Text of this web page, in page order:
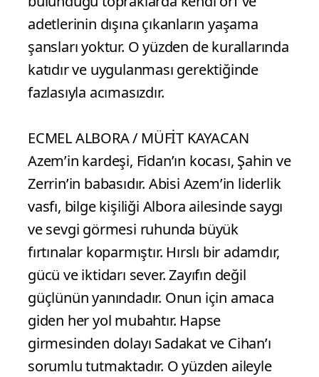
adetlerinin dışına çıkanların yaşama
şansları yoktur. O yüzden de kurallarında
katıdır ve uygulanması gerektiğinde
fazlasıyla acımasızdır.
ECMEL ALBORA / MÜFİT KAYACAN
Azem’in kardeşi, Fidan’ın kocası, Şahin ve
Zerrin’in babasıdır. Abisi Azem’in liderlik
vasfı, bilge kişiliği Albora ailesinde saygı
ve sevgi görmesi ruhunda büyük
fırtınalar koparmıştır. Hırslı bir adamdır,
gücü ve iktidarı sever. Zayıfın değil
güçlünün yanındadır. Onun için amaca
giden her yol mubahtır. Hapse
girmesinden dolayı Sadakat ve Cihan’ı
sorumlu tutmaktadır. O yüzden aileyle